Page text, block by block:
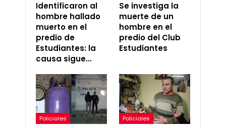
Identificaron al
hombre hallado
muerto en el
predio de
Estudiantes: la
causa sigue…
Se investiga la
muerte de un
hombre en el
predio del Club
Estudiantes
Policiales Policiales